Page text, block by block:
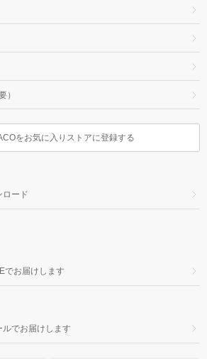
）
をお気に入りストアに登録する
ロード
でお届けします
でお届けします